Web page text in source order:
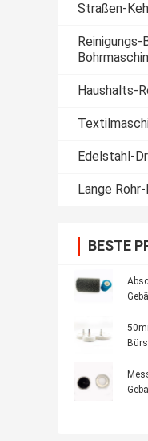
Straßen-
Haushalts-
Edelstahl-
Lange
BESTE